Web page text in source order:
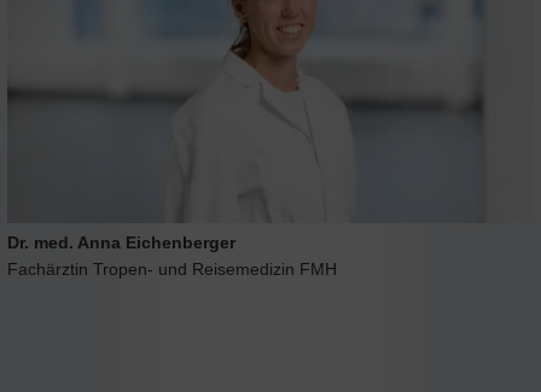
Dr. med. Anna Eichenberger
Fachärztin Tropen- und Reisemedizin FMH